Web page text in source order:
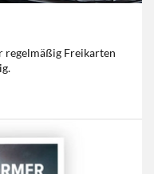
regelmäßig Freikarten